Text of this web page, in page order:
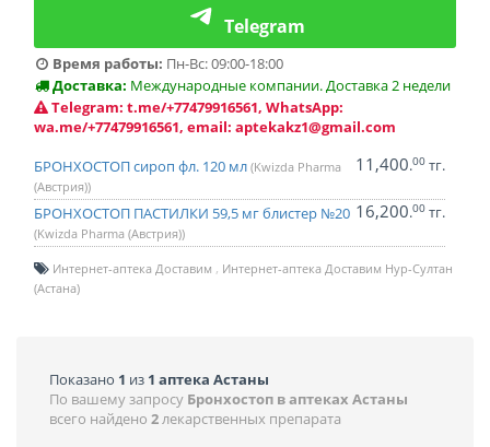
Telegram
Время работы: Пн-Вс: 09:00-18:00
Доставка: Международные компании. Доставка 2 недели
Telegram: t.me/+77479916561, WhatsApp:
wa.me/+77479916561, email: aptekakz1@gmail.com
БРОНХОСТОП сироп фл. 120 мл (Kwizda Pharma
(Австрия))
11,400.00 тг.
БРОНХОСТОП ПАСТИЛКИ 59,5 мг блистер №20
(Kwizda Pharma (Австрия))
16,200.00 тг.
Интернет-аптека Доставим
Интернет-аптека Доставим Нур-Султан
(Астана)
Показано 1 из 1 аптека Астаны
По вашему запросу Бронхостоп в аптеках Астаны
всего найдено 2лекарственных препарата